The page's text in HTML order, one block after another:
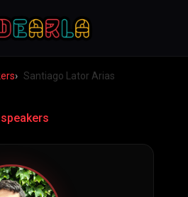
Santiago Lator Arias